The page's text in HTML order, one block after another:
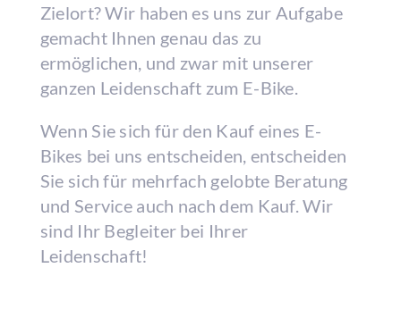
Zielort? Wir haben es uns zur Aufgabe
gemacht Ihnen genau das zu
ermöglichen, und zwar mit unserer
ganzen Leidenschaft zum E-Bike.
Wenn Sie sich für den Kauf eines E-
Bikes bei uns entscheiden, entscheiden
Sie sich für mehrfach gelobte Beratung
und Service auch nach dem Kauf. Wir
sind Ihr Begleiter bei Ihrer
Leidenschaft!